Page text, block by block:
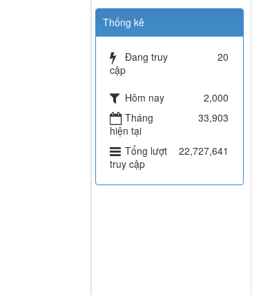
Thống kê
Đang truy
cập
20
Hôm nay
2,000
Tháng
hiện tại
33,903
Tổng lượt
truy cập
22,727,641